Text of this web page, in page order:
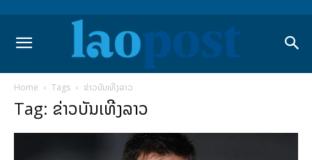
Home Tags ຂ່າວບັນເທີງລາວ
Tag: ຂ່າວບັນເທີງລາວ